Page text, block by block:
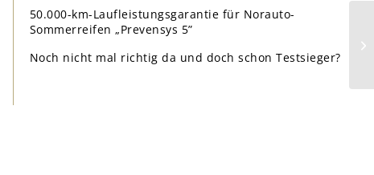
50.000-km-Laufleistungsgarantie für Norauto-
Sommerreifen „Prevensys 5”
Noch nicht mal richtig da und doch schon Testsieger?